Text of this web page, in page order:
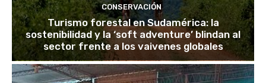
CONSERVACIÓN
Turismo forestal en Sudamérica: la
sostenibilidad y la ‘soft adventure’ blindan al
sector frente a los vaivenes globales